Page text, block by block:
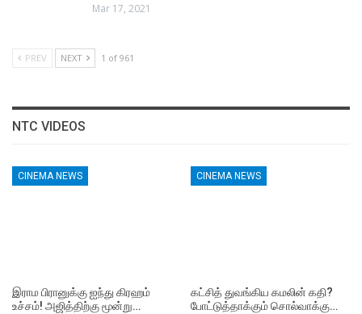
Mar 17, 2021
PREV NEXT 1 of 961
NTC VIDEOS
CINEMA NEWS
இராம பிரானுக்கு ஐந்து கிரஹம்
உச்சம்! அஜித்திற்கு மூன்று…
CINEMA NEWS
கட்சித் துவங்கிய கமலின் கதி?
போட்டுத்தாக்கும் சொல்வாக்கு…